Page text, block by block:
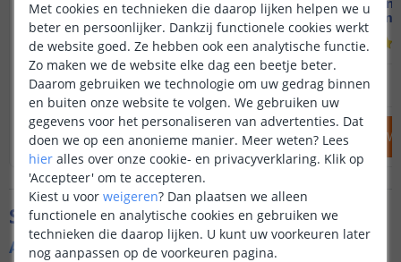
Warm wit licht
337 reviews)
OP VOORRAAD 19,95
IN WINKELWAGEN
Warm
OP VOORRAAD
IN
Specificaties
Algemene kenmerken
Met cookies en technieken die daarop lijken helpen we u
beter en persoonlijker. Dankzij functionele cookies werkt
de website goed. Ze hebben ook een analytische functie.
Zo maken we de website elke dag een beetje beter.
Daarom gebruiken we technologie om uw gedrag binnen
en buiten onze website te volgen. We gebruiken uw
gegevens voor het personaliseren van advertenties. Dat
doen we op een anonieme manier. Meer weten? Lees
hier alles over onze cookie- en privacyverklaring. Klik op
'Accepteer' om te accepteren.
Kiest u voor weigeren? Dan plaatsen we alleen
functionele en analytische cookies en gebruiken we
technieken die daarop lijken. U kunt uw voorkeuren later
nog aanpassen op de voorkeuren pagina.